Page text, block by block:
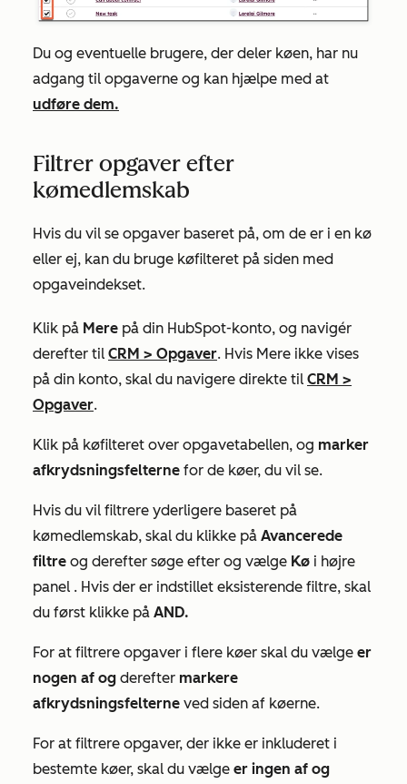
Du og eventuelle brugere, der deler køen, har nu
adgang til opgaverne og kan hjælpe med at
udføre dem.
Filtrer opgaver efter
kømedlemskab
Hvis du vil se opgaver baseret på, om de er i en kø
eller ej, kan du bruge køfilteret på siden med
opgaveindekset.
Klik på Mere på din HubSpot-konto, og navigér
derefter til CRM > Opgaver. Hvis Mere ikke vises
på din konto, skal du navigere direkte til CRM >
Opgaver.
Klik på køfilteret over opgavetabellen, og marker
afkrydsningsfelterne for de køer, du vil se.
Hvis du vil filtrere yderligere baseret på
kømedlemskab, skal du klikke på Avancerede
filtre og derefter søge efter og vælge Kø i højre
panel . Hvis der er indstillet eksisterende filtre, skal
du først klikke på AND.
For at filtrere opgaver i flere køer skal du vælge er
nogen af og derefter markere
afkrydsningsfelterne ved siden af køerne.
For at filtrere opgaver, der ikke er inkluderet i
bestemte køer, skal du vælge er ingen af og